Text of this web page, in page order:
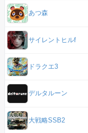
あつ森
サイレントヒルf
ドラクエ3
デルタルーン
大戦略SSB2